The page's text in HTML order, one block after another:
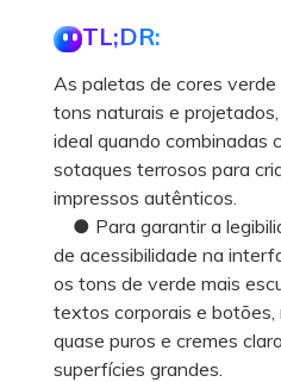
TL;DR:
As paletas de cores verde
tons naturais e
ideal quando combinadas
sotaques terrosos para
impressos autênticos.
● Para garantir a
de acessibilidade na
os tons de verde mais
textos corporais e
quase puros e cremes
superfícies grandes.